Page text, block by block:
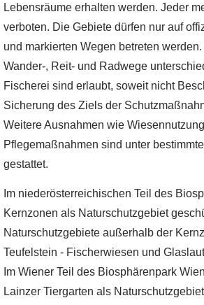
Lebensräume erhalten werden. Jeder
verboten. Die Gebiete dürfen nur auf
und markierten Wegen betreten
Wander-, Reit- und Radwege
Fischerei sind erlaubt, soweit nicht
Sicherung des Ziels der
Weitere Ausnahmen wie
Pflegemaßnahmen sind unter
gestattet.
Im niederösterreichischen Teil des
Kernzonen als Naturschutzgebiet
Naturschutzgebiete außerhalb der
Teufelstein - Fischerwiesen und
Im Wiener Teil des Biosphärenpark
Lainzer Tiergarten als